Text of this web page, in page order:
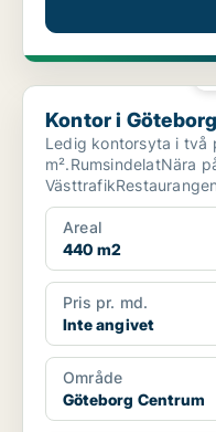
Kontor i Göteborg
Kontor i
Ledig kontorsyta i två
m².RumsindelatNära
min gångavstånd.S...
Areal
440 m2
Pris pr. md.
Inte angivet
Område
Göteborg Centrum